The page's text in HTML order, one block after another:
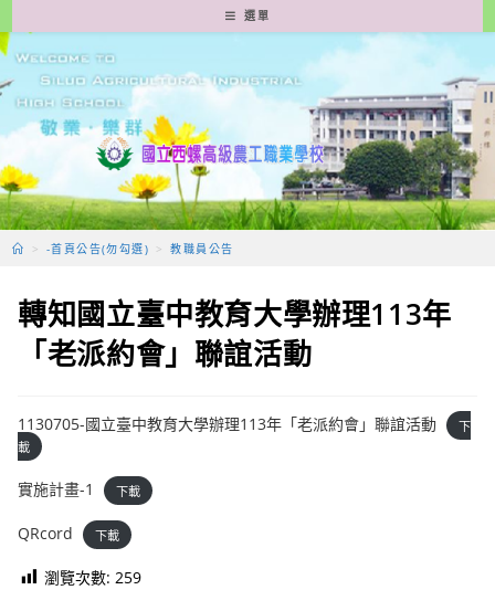
轉
至
要
容
選單
> -首頁公告(勿勾選) > 教職員公告
轉知國立臺中教育大學辦理113年
「老派約會」聯誼活動
1130705-國立臺中教育大學辦理113年「老派約會」聯誼活動
下
載
實施計畫-1 下載
QRcord 下載
瀏覽次數: 259